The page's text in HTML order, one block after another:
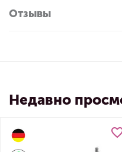
Отзывы
Недавно